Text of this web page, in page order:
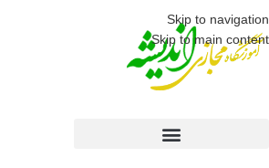
Skip to navigation
Skip to main content